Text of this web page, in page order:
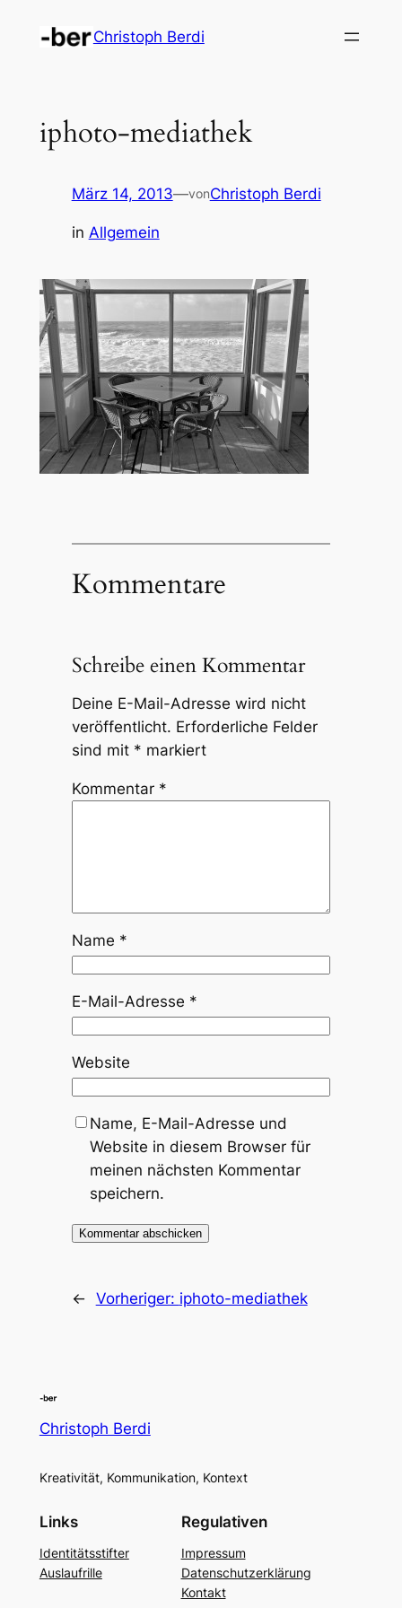
Inhalt
Christoph Berdi
iphoto-mediathek
März 14, 2013—vonChristoph Berdi
in Allgemein
Kommentare
Schreibe einen Kommentar
Deine E-Mail-Adresse wird nicht
veröffentlicht. Erforderliche Felder
sind mit * markiert
Kommentar *
Name *
E-Mail-Adresse *
Website
Name, E-Mail-Adresse und
Website in diesem Browser für
meinen nächsten Kommentar
speichern.
← Vorheriger: iphoto-mediathek
Christoph Berdi
Kreativität, Kommunikation, Kontext
Links
Identitätsstifter
Auslaufrille
Regulativen
Impressum
Datenschutzerklärung
Kontakt